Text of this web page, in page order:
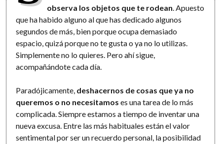
observa los objetos que te rodean. Apuesto
que ha habido alguno al que has dedicado algunos
segundos de más, bien porque ocupa demasiado
espacio, quizá porque no te gusta o ya no lo utilizas.
Simplemente no lo quieres. Pero ahí sigue,
acompañándote cada día.
Paradójicamente, deshacernos de cosas que ya no
queremos o no necesitamos es una tarea de lo más
complicada. Siempre estamos a tiempo de inventar una
nueva excusa. Entre las más habituales están el valor
sentimental por ser un recuerdo personal, la posibilidad